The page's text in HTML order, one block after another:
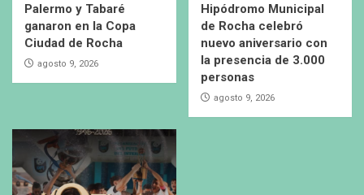
Palermo y Tabaré
ganaron en la Copa
Ciudad de Rocha
agosto 9, 2026
Hipódromo Municipal
de Rocha celebró
nuevo aniversario con
la presencia de 3.000
personas
agosto 9, 2026